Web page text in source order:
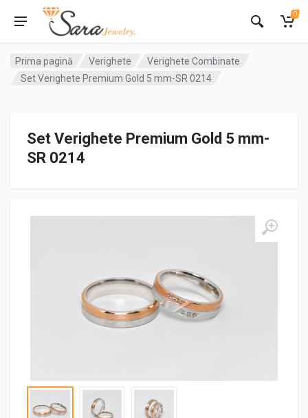
0
Prima pagină Verighete
Verighete Combinate
Set Verighete Premium Gold 5 mm-SR 0214
Set Verighete Premium Gold 5 mm-
SR 0214